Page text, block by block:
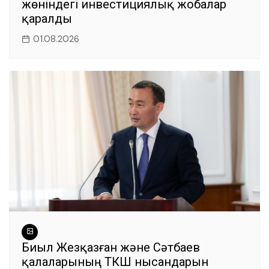
жөніндегі инвестициялық жобалар
қаралды
01.08.2026
Биыл Жезқазған және Сәтбаев
қалаларының ТКШ нысандарын